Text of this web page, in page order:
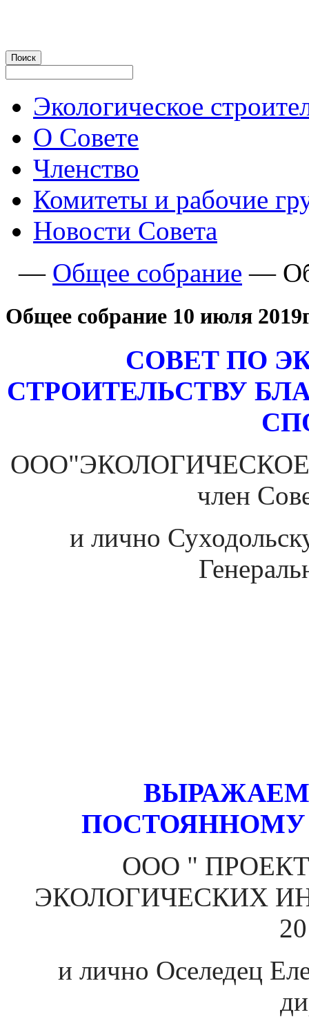
Экологическое
О Совете
Членство
Комитеты и рабочие
Новости Совета
— Общее собрание —
Общее собрание 10 июля
СОВЕТ ПО
СТРОИТЕЛЬСТВУ
член
и лично
ВЫРАЖАЕМ
ООО "
ЭКОЛОГИЧЕСКИХ
и лично Оселедец